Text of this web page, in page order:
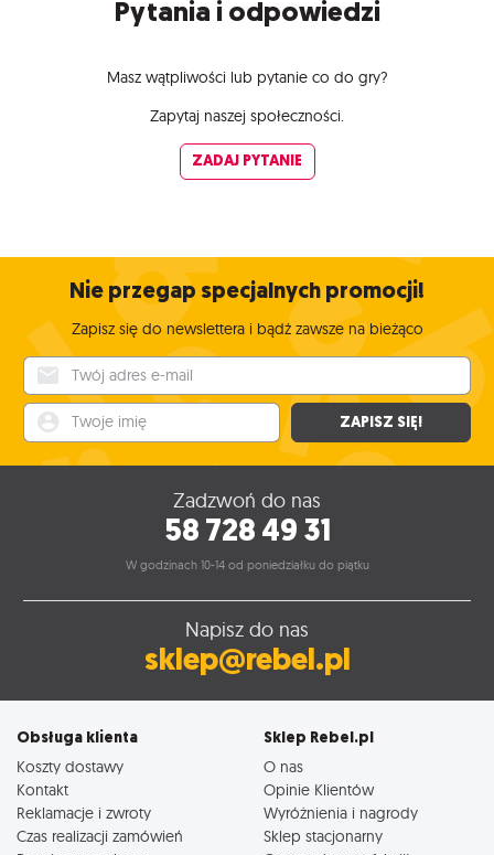
Pytania i odpowiedzi
Masz wątpliwości lub pytanie co do gry?
Zapytaj naszej społeczności.
ZADAJ PYTANIE
Nie przegap specjalnych promocji!
Zapisz się do newslettera i bądź zawsze na bieżąco
ZAPISZ SIĘ!
Zadzwoń do nas
58 728 49 31
W godzinach 10-14 od poniedziałku do piątku
Napisz do nas
sklep@rebel.pl
Obsługa klienta
Koszty dostawy
Kontakt
Reklamacje i zwroty
Czas realizacji zamówień
Sklep Rebel.pl
O nas
Opinie Klientów
Wyróżnienia i nagrody
Sklep stacjonarny